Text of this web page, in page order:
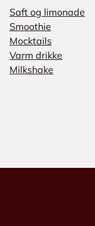
Saft og limonade
Smoothie
Mocktails
Varm drikke
Milkshake